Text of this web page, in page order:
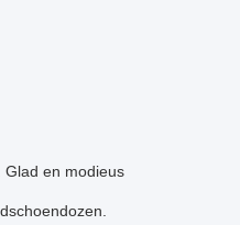
Glad en modieus